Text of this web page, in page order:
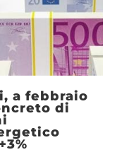
a febbraio
di